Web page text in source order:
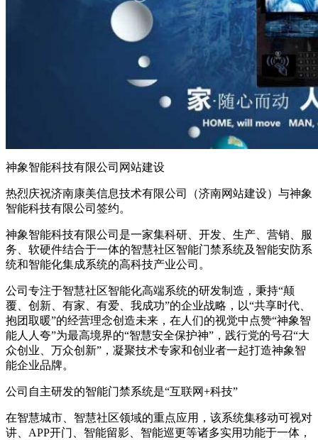
神象智能科技有限公司网站建设
热烈庆祝济南康美信息技术有限公司（济南网站建设）与神象
智能科技有限公司签约。
神象智能科技有限公司是一家集科研、开发、生产、营销、服
务、软硬件结合于一体的智慧社区智能门禁系统及智能安防系
统和智能化集成系统的高科技产业公司。
公司专注于智慧社区智能化高端系统的研发制造，秉持“颠
覆、创新、有家、有爱、我成功”的企业战略，以“共享时代、
抱团取暖”的经营理念创造未来，在人们的视觉中点赞“神象智
能人人夸”为最高境界的“智慧安全保护神”，践行党的号召“大
众创业、万众创新”，凝聚技术专家和创业者一起打造神象智
能企业品牌。
公司自主研发的智能门禁系统是“互联网+科技”
在智慧城市、智慧社区领域的重点应用，该系统集移动可视对
讲、APP开门、智能留影、智能巡更等诸多实用功能于一体，